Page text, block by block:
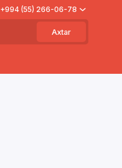
+994 (55) 266-06-78
Axtar